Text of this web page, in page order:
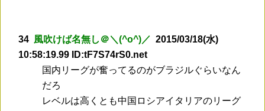
34 風吹けば名無し＠＼(^o^)／ 2015/03/18(水)
10:58:19.99 ID:tF7S74rS0.net
国内リーグが奮ってるのがブラジルぐらいなん
だろ
レベルは高くとも中国ロシアイタリアのリーグ